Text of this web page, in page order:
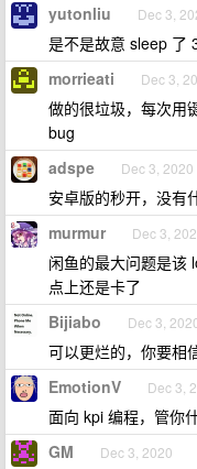
yutonliu Dec 3,
是不是故意 sleep 了
morrieati Dec 3,
做的很垃圾，每次用
bug
adspe Dec 3, 2020
安卓版的秒开，没有
murmur Dec 3,
闲鱼的最大问题是该
点上还是卡了
Bijiabo Dec 3,
可以更烂的，你要相
EmotionV Dec 3,
面向 kpi 编程，管你
GM Dec 3, 2020